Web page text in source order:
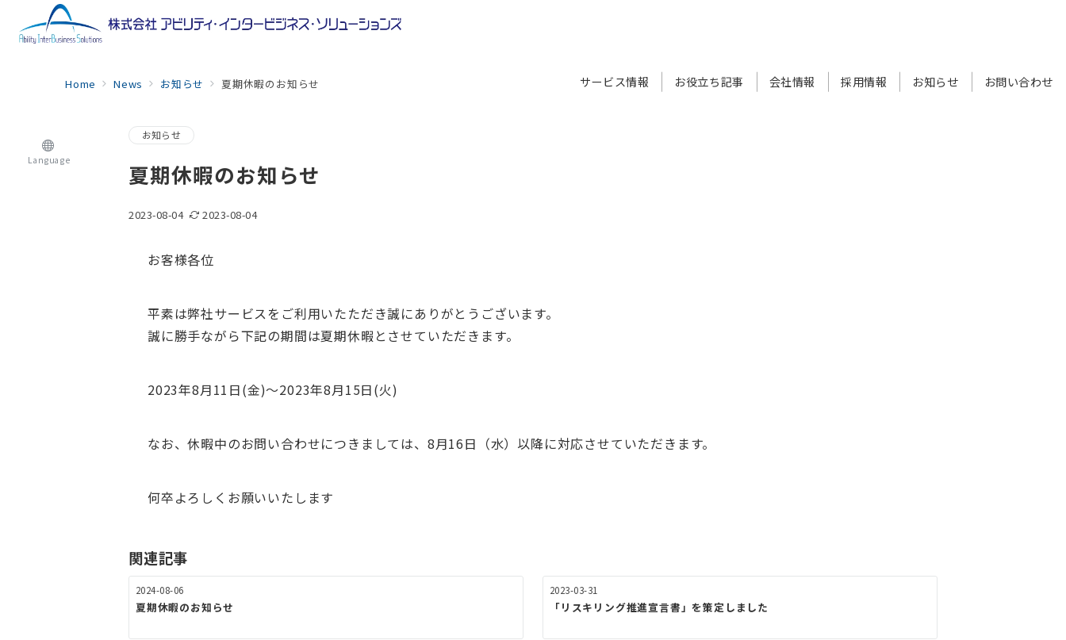
サービス情報 お役立ち記事 会社情報 採用情報 お知らせ お問い合わせ
Language
Home News お知らせ 夏期休暇のお知らせ
お知らせ
夏期休暇のお知らせ
2023-08-04 2023-08-04
お客様各位
平素は弊社サービスをご利用いたただき誠にありがとうございます。
誠に勝手ながら下記の期間は夏期休暇とさせていただきます。
2023年8月11日(金)～2023年8月15日(火)
なお、休暇中のお問い合わせにつきましては、8月16日（水）以降に対応させていただきます。
何卒よろしくお願いいたします
関連記事
2024-08-06
夏期休暇のお知らせ
2023-03-31
「リスキリング推進宣言書」を策定しました